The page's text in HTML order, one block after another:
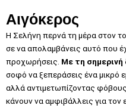
Αιγόκερος
Η Σελήνη περνά τη μέρα στον
σε να απολαμβάνεις αυτό που
προχωρήσεις. Με τη σημερινή
σοφό να ξεπεράσεις ένα μικρό
αλλά αντιμετωπίζοντας
κάνουν να αμφιβάλλεις για